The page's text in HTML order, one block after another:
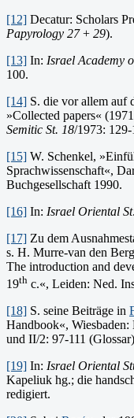
[12] Decatur: Scholars
Papyrology 27+ 29).
[13] In: Israel Academy
100.
[14] S. die vor allem auf
»Collected papers«
Semitic St. 18/1973: 129-
[15] W. Schenkel,
Sprachwissenschaft«,
Buchgesellschaft 1990.
[16] In: Israel Oriental St
[17] Zu dem
s. H. Murre-van den
The introduction and
19th c.«, Leiden: Ned.
[18] S. seine Beiträge in
Handbook«,
und II/2: 97-111
[19] In: Israel Oriental
Kapeliuk hg.; die
redigiert.